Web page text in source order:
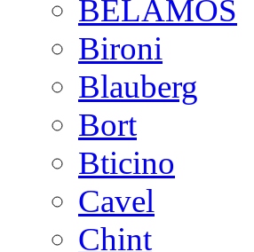
BELAMOS
Bironi
Blauberg
Bort
Bticino
Cavel
Chint